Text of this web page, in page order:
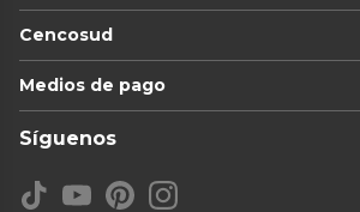
Cencosud
Medios de pago
Síguenos